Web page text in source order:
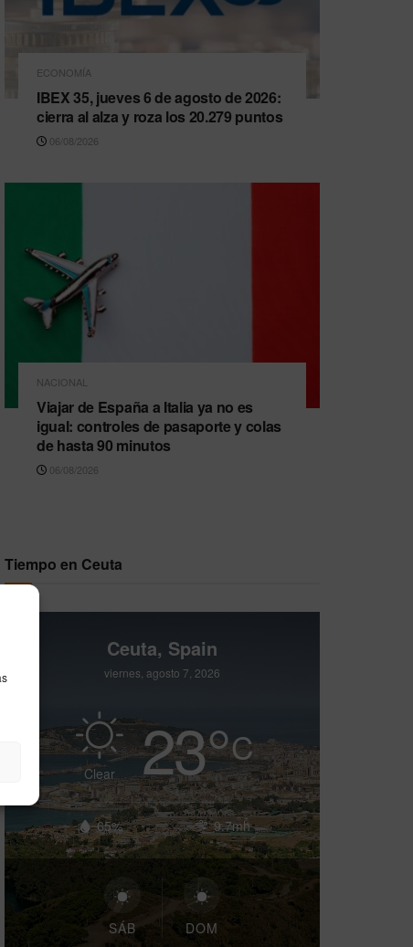
ECONOMÍA
IBEX 35, jueves 6 de agosto de 2026:
cierra al alza y roza los 20.279 puntos
06/08/2026
NACIONAL
Viajar de España a Italia ya no es
igual: controles de pasaporte y colas
de hasta 90 minutos
06/08/2026
Tiempo en Ceuta
Ceuta, Spain
viernes, agosto 7, 2026
Clear 23°C
65% 9.7mh
SÁB DOM